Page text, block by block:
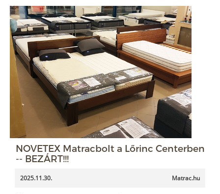
NOVETEX Matracbolt a Lőrinc Centerben
-- BEZÁRT!!!
2025.11.30. Matrac.hu